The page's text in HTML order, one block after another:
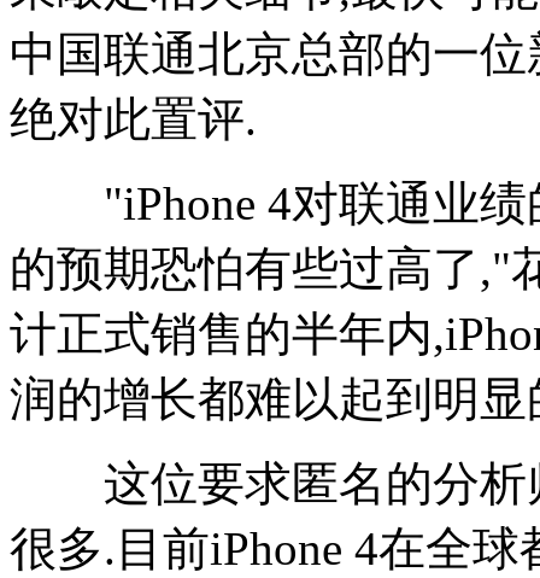
中国联通北京总部的一
绝对此置评.
"iPhone 4对联通业绩
的预期恐怕有些过高了,"
计正式销售的半年内
润的增长都难以起到明
这位要求匿名的分析
很多.目前iPhone 4在全